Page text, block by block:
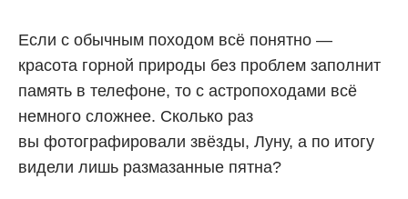
Если с обычным походом всё понятно —
красота горной природы без проблем заполнит
память в телефоне, то с астропоходами всё
немного сложнее. Сколько раз
вы фотографировали звёзды, Луну, а по итогу
видели лишь размазанные пятна?